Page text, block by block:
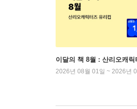
이달의 책 8월 : 산리오캐릭
2026년 08월 01일 ~ 2026년